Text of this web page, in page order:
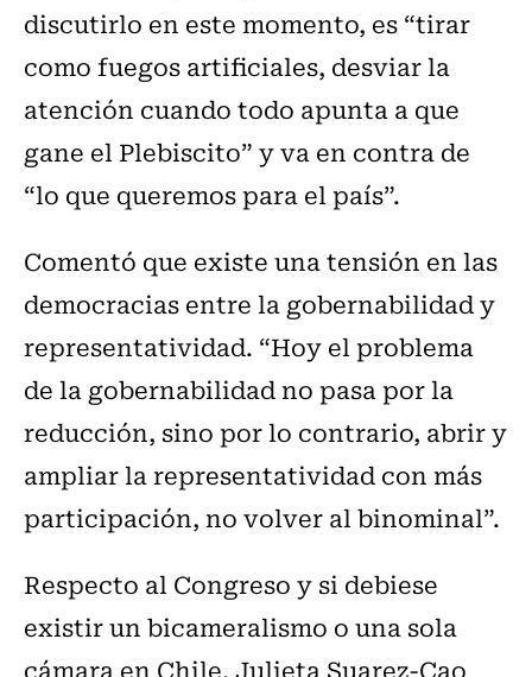
discutirlo en este momento, es “tirar
como fuegos artificiales, desviar la
atención cuando todo apunta a que
gane el Plebiscito” y va en contra de
“lo que queremos para el país”.
Comentó que existe una tensión en las
democracias entre la gobernabilidad y
representatividad. “Hoy el problema
de la gobernabilidad no pasa por la
reducción, sino por lo contrario, abrir y
ampliar la representatividad con más
participación, no volver al binominal”.
Respecto al Congreso y si debiese
existir un bicameralismo o una sola
cámara en Chile, Julieta Suarez-Cao